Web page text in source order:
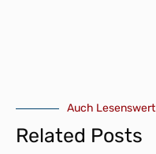
Auch Lesenswert
Related Posts